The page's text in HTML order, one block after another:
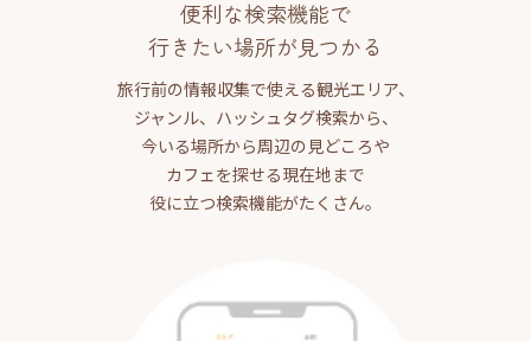
便利な検索機能で
行きたい場所が見つかる
旅行前の情報収集で使える観光エリア、
ジャンル、ハッシュタグ検索から、
今いる場所から周辺の見どころや
カフェを探せる現在地まで
役に立つ検索機能がたくさん。